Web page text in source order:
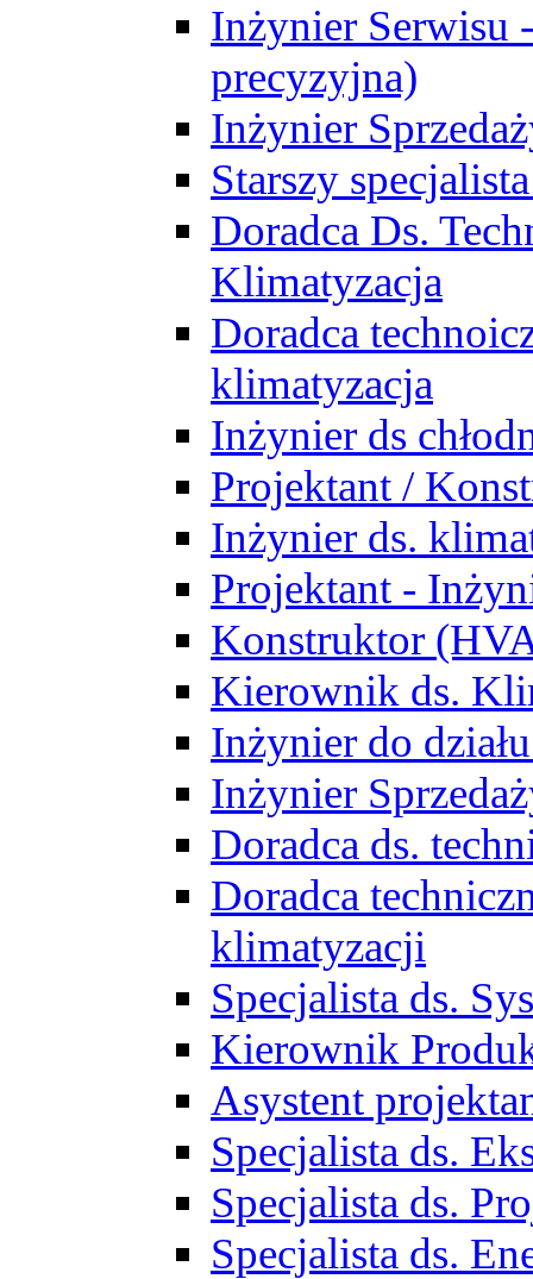
Inżynier Serwisu
precyzyjna)
Inżynier
Starszy
Doradca Ds.
Klimatyzacja
Doradca
klimatyzacja
Inżynier ds
Projektant /
Inżynier ds.
Projektant -
Konstruktor
Kierownik ds.
Inżynier do
Inżynier
Doradca ds.
Doradca
klimatyzacji
Specjalista ds.
Kierownik
Asystent
Specjalista ds.
Specjalista ds.
Specjalista ds.